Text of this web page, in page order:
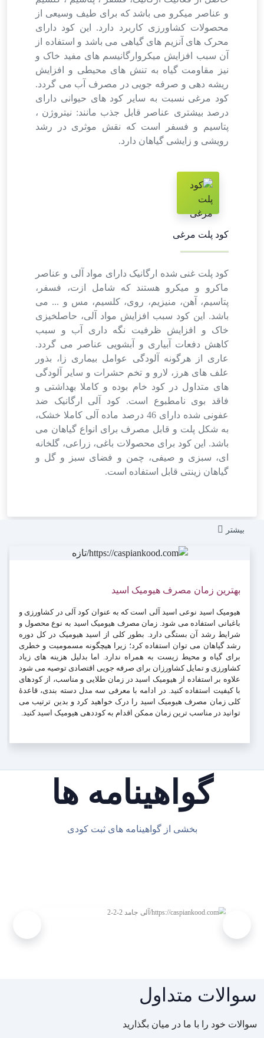
و عناصر میکرو می باشد که برای طیف وسیعی از
محصولات کشاورزی کاربرد دارد. این کود دارای
محرک های آنزیم های گیاهی می باشد و استفاده از
آن سبب افزایش میکروارگانیسم های مفید خاک و
نیز مقاومت گیاه به تنش های محیطی و افزایش
ریشه دهی و صرفه جویی در مصرف آب می گردد.
کود مرغی نسبت به سایر کود های حیوانی دارای
درصد بیشتری عناصر قابل جذب مانند: نیتروژن ،
پتاسیم و فسفر است که نقش موثری در رشد
رویشی و زایشی گیاهان دارد.
کود پلت مرغی
کود پلت غنی شده ارگانیک دارای مواد آلی و عناصر
ماکرو و میکرو هستند که شامل ازت، فسفر،
پتاسیم، آهن، منیزیم، روی، کلسیم، مس و ... می
باشد. این کود سبب افزایش مواد آلی، حاصلخیزی
خاک و افزایش ظرفیت نگه داری آب و سبب
کاهش دفعات آبیاری و آبشویی عناصر می گردد.
عاری از هرگونه آلودگی عوامل بیماری زا، بذور
علف های هرز، لارو و تخم حشرات و سایر آلودگی
های متداول در کود خام بوده و کاملا بهداشتی و
فاقد بوی نامطبوع است. کود آلی ارگانیک ضد
عفونی شده دارای 46 درصد ماده آلی کاملا خشک،
به شکل پلت و قابل مصرف برای انواع گیاهان می
باشد. این کود برای محصولات باغی، زراعی، گلخانه
ای، سبزی و صیفی، چمن و فضای سبز و گل و
گیاهان زینتی قابل استفاده است.
بهترین زمان مصرف هیومیک اسید
هیومیک اسید نوعی اسید آلی است که به عنوان کود آلی در کشاورزی و
باغبانی استفاده می شود. زمان مصرف هیومیک اسید به نوع محصول و
شرایط رشد آن بستگی دارد. بطور کلی از اسید هیومیک در کل دوره
رشد گیاهان می توان استفاده کرد؛ زیرا هیچگونه مسمومیت و خطری
برای گیاه و محیط زیست به همراه ندارد. اما بدلیل هزینه های زیاد
کشاورزی و تمایل کشاورزان برای صرفه جویی اقتصادی توصیه می شود
علاوه بر استفاده از هیومیک اسید در زمان طلایی و مناسب، از کودهای
با کیفیت استفاده کنید. در ادامه با معرفی سه مدل دسته بندی، قاعدۀ
کلی زمان مصرف هیومیک اسید را درک خواهید کرد و بدین ترتیب می
توانید در مناسب ترین زمان ممکن اقدام به کوددهی هیومیک اسید کنید.
بیشتر
گواهینامه ها
بخشی از گواهینامه های ثبت کودی
سوالات متداول
سوالات خود را با ما در میان بگذارید